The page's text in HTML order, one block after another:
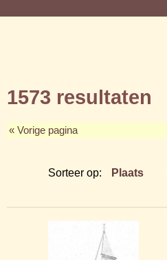
1573 resultaten
« Vorige pagina
Sorteer op: Plaats